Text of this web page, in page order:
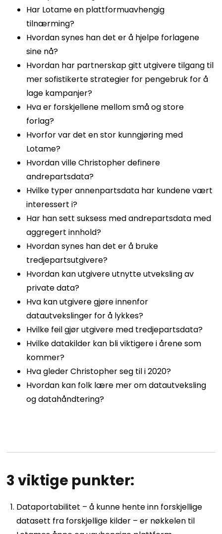
Har Lotame en plattformuavhengig
tilnærming?
Hvordan synes han det er å hjelpe forlagene
sine nå?
Hvordan har partnerskap gitt utgivere tilgang til
mer sofistikerte strategier for pengebruk for å
lage kampanjer?
Hva er forskjellene mellom små og store
forlag?
Hvorfor var det en stor kunngjøring med
Lotame?
Hvordan ville Christopher definere
andrepartsdata?
Hvilke typer annenpartsdata har kundene vært
interessert i?
Har han sett suksess med andrepartsdata med
aggregert innhold?
Hvordan synes han det er å bruke
tredjepartsutgivere?
Hvordan kan utgivere utnytte utveksling av
private data?
Hva kan utgivere gjøre innenfor
datautvekslinger for å lykkes?
Hvilke feil gjør utgivere med tredjepartsdata?
Hvilke datakilder kan bli viktigere i årene som
kommer?
Hva gleder Christopher seg til i 2020?
Hvordan kan folk lære mer om datautveksling
og datahåndtering?
3 viktige punkter:
Dataportabilitet – å kunne hente inn forskjellige
datasett fra forskjellige kilder – er nøkkelen til